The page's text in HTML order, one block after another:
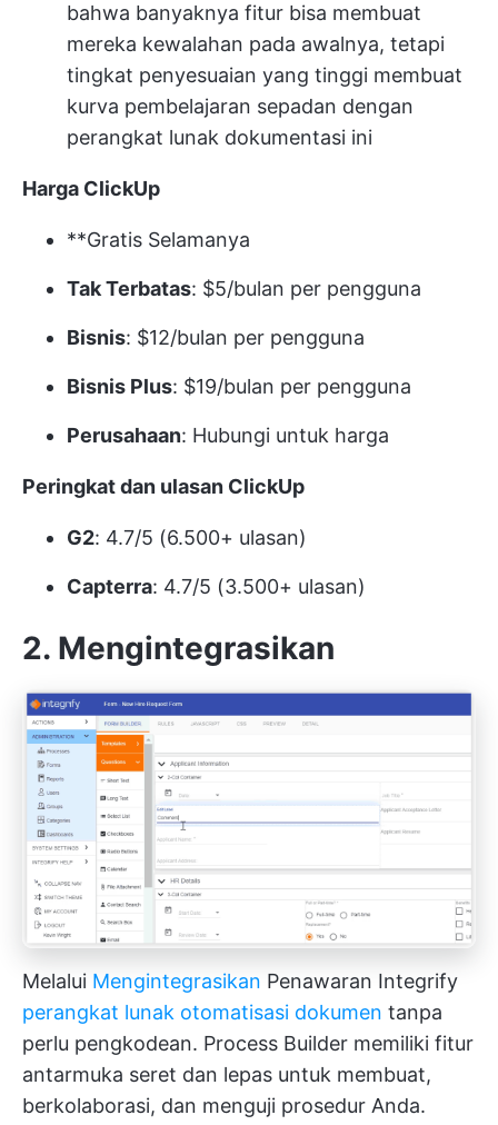
bahwa banyaknya fitur bisa membuat
mereka kewalahan pada awalnya, tetapi
tingkat penyesuaian yang tinggi membuat
kurva pembelajaran sepadan dengan
perangkat lunak dokumentasi ini
Harga ClickUp
**Gratis Selamanya
Tak Terbatas: $5/bulan per pengguna
Bisnis: $12/bulan per pengguna
Bisnis Plus: $19/bulan per pengguna
Perusahaan: Hubungi untuk harga
Peringkat dan ulasan ClickUp
G2: 4.7/5 (6.500+ ulasan)
Capterra: 4.7/5 (3.500+ ulasan)
2. Mengintegrasikan
Melalui Mengintegrasikan Penawaran Integrify
perangkat lunak otomatisasi dokumen tanpa
perlu pengkodean. Process Builder memiliki fitur
antarmuka seret dan lepas untuk membuat,
berkolaborasi, dan menguji prosedur Anda.